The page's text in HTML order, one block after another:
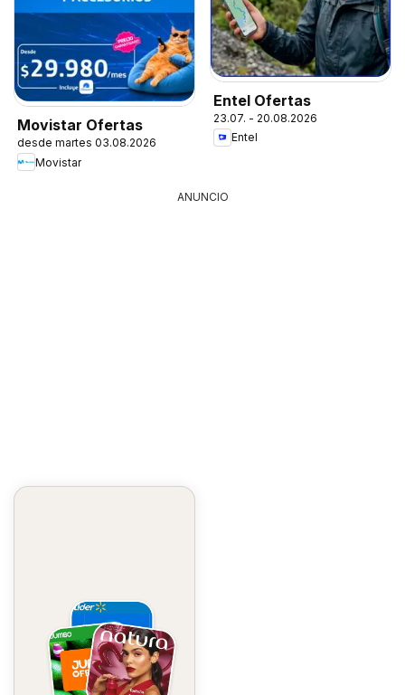
Movistar Ofertas
desde martes 03.08.2026
Movistar
Entel Ofertas
23.07. - 20.08.2026
Entel
ANUNCIO